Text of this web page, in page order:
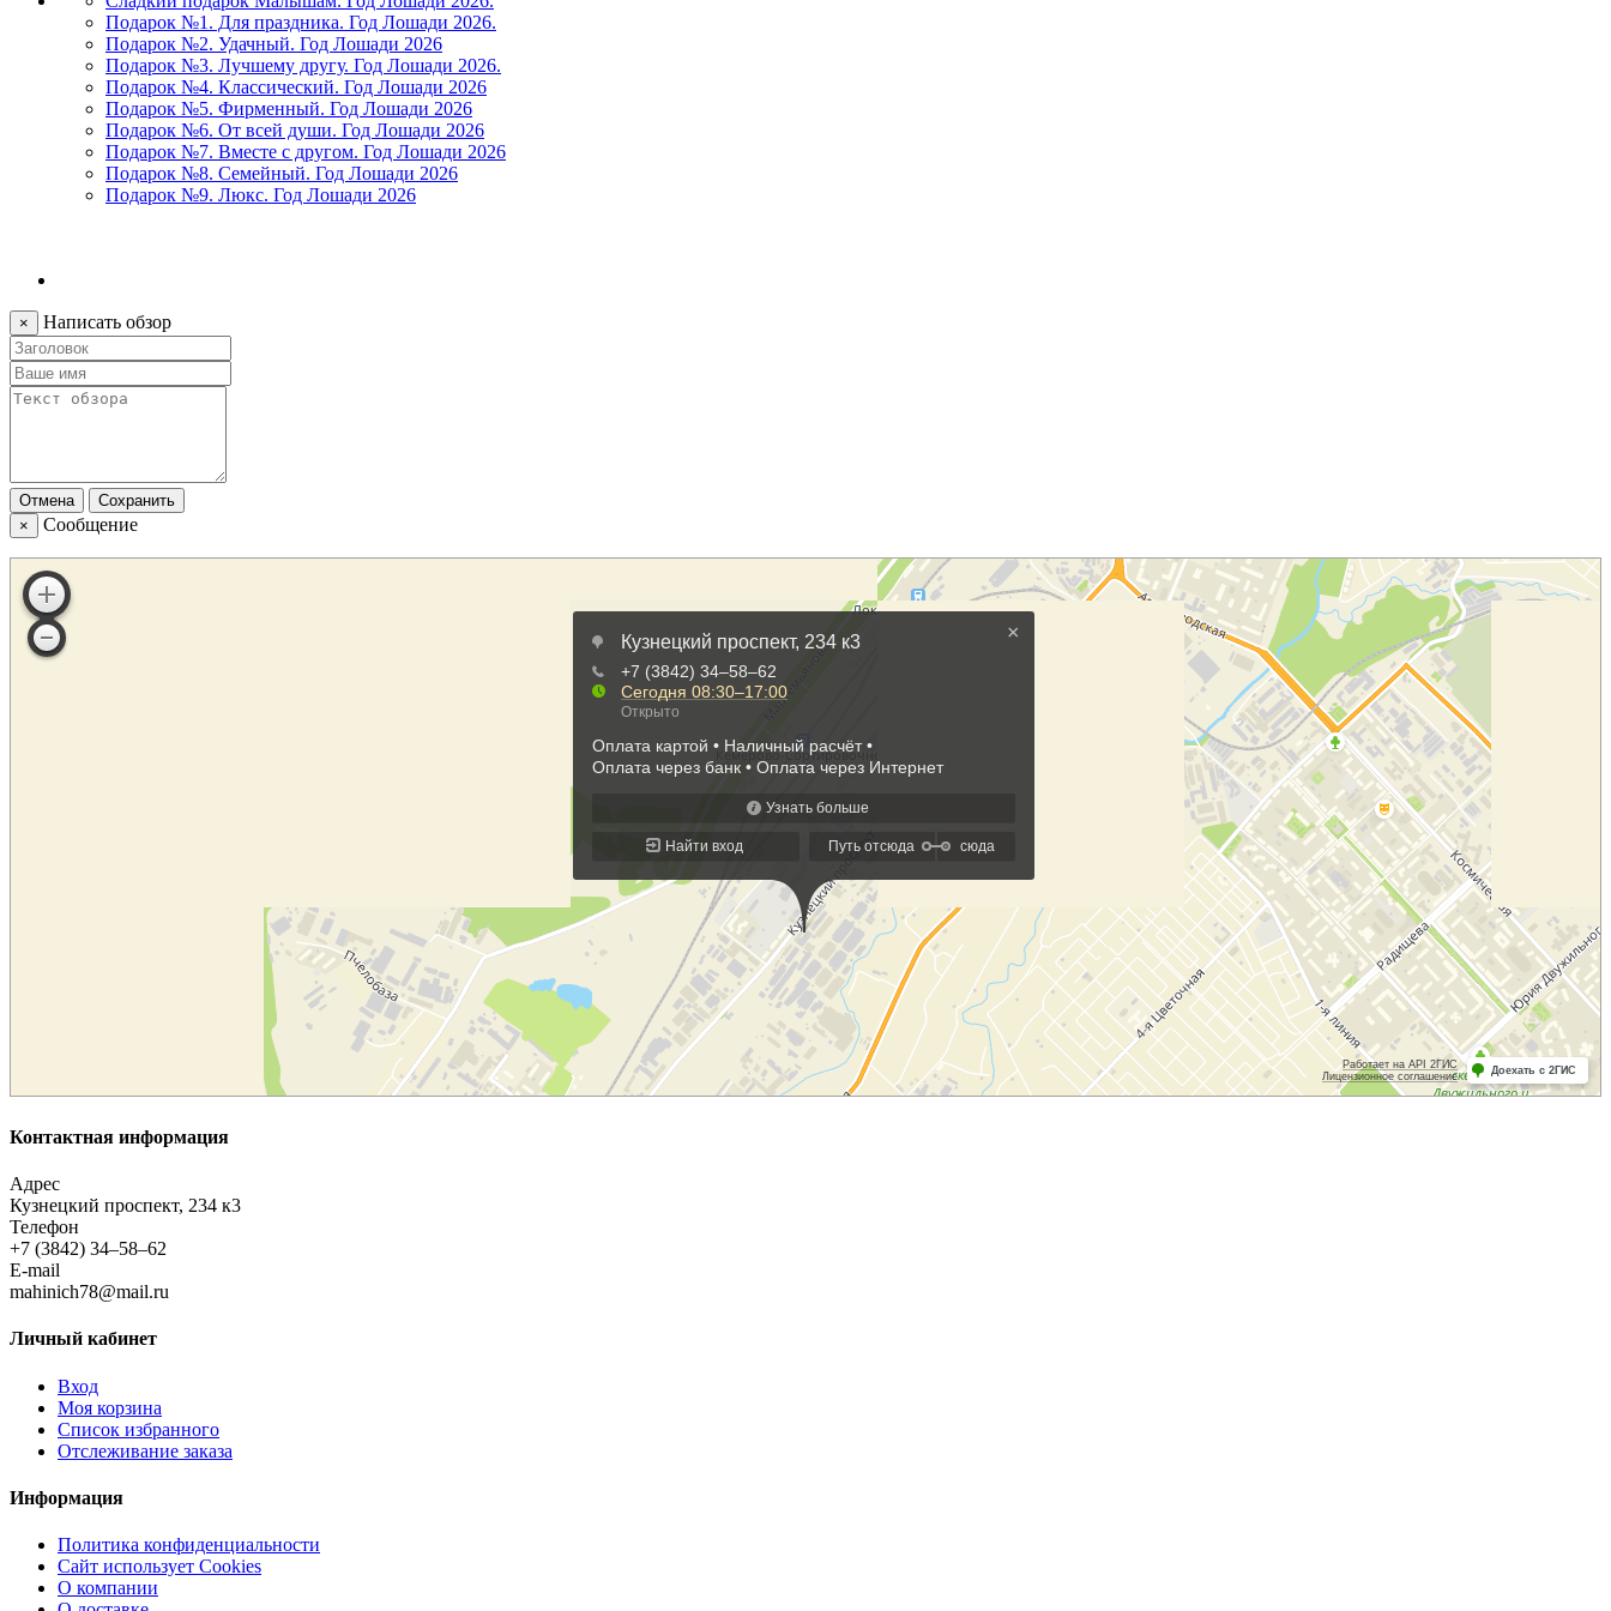
Подарок №1. Для праздника. Год Лошади 2026.
Подарок №2. Удачный. Год Лошади 2026
Подарок №3. Лучшему другу. Год Лошади 2026.
Подарок №4. Классический. Год Лошади 2026
Подарок №5. Фирменный. Год Лошади 2026
Подарок №6. От всей души. Год Лошади 2026
Подарок №7. Вместе с другом. Год Лошади 2026
Подарок №8. Семейный. Год Лошади 2026
Подарок №9. Люкс. Год Лошади 2026
× Написать обзор
Отмена
Сохранить
×
Сообщение
Контактная информация
Адрес
Кузнецкий проспект, 234 к3
Телефон
+7 (3842) 34–58–62
E-mail
mahinich78@mail.ru
Личный кабинет
Вход
Моя корзина
Список избранного
Отслеживание заказа
Информация
Политика конфиденциальности
Сайт использует Cookies
О компании